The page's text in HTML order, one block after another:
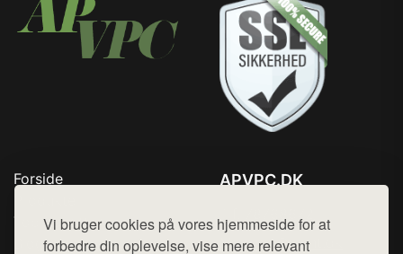
Vi bruger cookies på vores hjemmeside for at
forbedre din oplevelse, vise mere relevant
Forside
Top Rabatter
Blog
APVPC.DK
Mail: hej@want.dk